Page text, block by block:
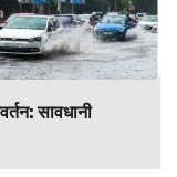
सावधानी